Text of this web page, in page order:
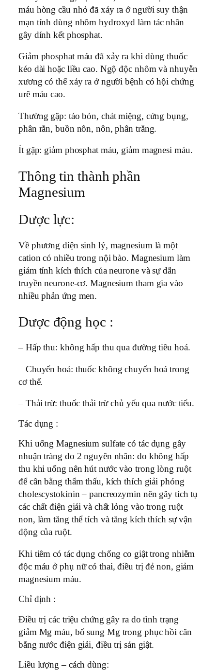
máu hòng cầu nhỏ đã xảy ra ở người suy thận
mạn tính dùng nhôm hydroxyd làm tác nhân
gây dính kết phosphat.
Giảm phosphat máu đã xảy ra khi dùng thuốc
kéo dài hoặc liều cao. Ngộ độc nhôm và nhuyễn
xương có thể xảy ra ở người bệnh có hội chứng
urê máu cao.
Thường gặp: táo bón, chát miệng, cứng bụng,
phân rắn, buồn nôn, nôn, phân trắng.
Ít gặp: giảm phosphat máu, giảm magnesi máu.
Thông tin thành phần
Magnesium
Dược lực:
Về phương diện sinh lý, magnesium là một
cation có nhiều trong nội bào. Magnesium làm
giảm tính kích thích của neurone và sự dẫn
truyền neurone-cơ. Magnesium tham gia vào
nhiều phản ứng men.
Dược động học :
– Hấp thu: không hấp thu qua đường tiêu hoá.
– Chuyển hoá: thuốc không chuyển hoá trong
cơ thể.
– Thải trừ: thuốc thải trừ chủ yếu qua nước tiểu.
Tác dụng :
Khi uống Magnesium sulfate có tác dụng gây
nhuận tràng do 2 nguyên nhân: do không hấp
thu khi uống nên hút nước vào trong lòng ruột
để cân bằng thẩm thấu, kích thích giải phóng
cholescystokinin – pancreozymin nên gây tích tụ
các chất điện giải và chất lỏng vào trong ruột
non, làm tăng thể tích và tăng kích thích sự vận
động của ruột.
Khi tiêm có tác dụng chống co giật trong nhiễm
độc máu ở phụ nữ có thai, điều trị đẻ non, giảm
magnesium máu.
Chỉ định :
Ðiều trị các triệu chứng gây ra do tình trạng
giảm Mg máu, bổ sung Mg trong phục hồi cân
bằng nước điện giải, điều trị sản giật.
Liều lượng – cách dùng: